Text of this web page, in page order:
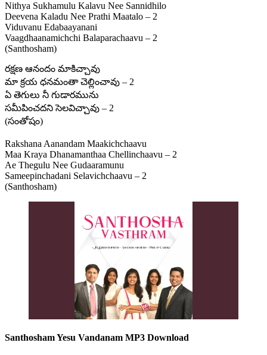
Nithya Sukhamulu Kalavu Nee Sannidhilo
Deevena Kaladu Nee Prathi Maatalo – 2
Viduvanu Edabaayanani
Vaagdhaanamichchi Balaparachaavu – 2
(Santhosham)
రక్షణ ఆనందం మాకిచ్చావు
మా క్రయ ధనమంతా చెల్లించావు – 2
ఏ తెగులు నీ గుడారమును
సమీపించదని సెలవిచ్చావు – 2
(సంతోషం)
Rakshana Aanandam Maakichchaavu
Maa Kraya Dhanamanthaa Chellinchaavu – 2
Ae Thegulu Nee Gudaaramunu
Sameepinchadani Selavichchaavu – 2
(Santhosham)
Santhosham Yesu Vandanam MP3 Download